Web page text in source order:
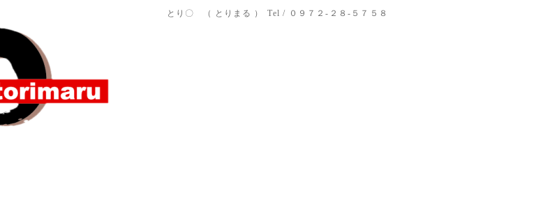
とり〇 （ とりまる ） Tel / ０９７２-２８-５７５８